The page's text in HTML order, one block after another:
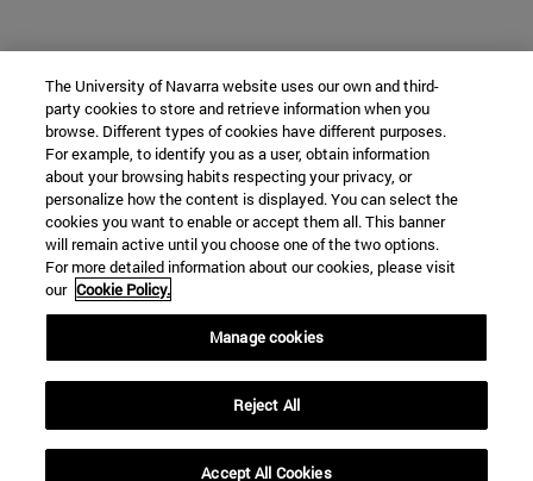
The University of Navarra website uses our own and third-
party cookies to store and retrieve information when you
browse. Different types of cookies have different purposes.
For example, to identify you as a user, obtain information
about your browsing habits respecting your privacy, or
personalize how the content is displayed. You can select the
cookies you want to enable or accept them all. This banner
will remain active until you choose one of the two options.
For more detailed information about our cookies, please visit
our Cookie Policy.
Manage cookies
Reject All
Accept All Cookies